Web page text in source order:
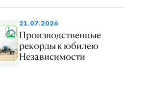
21.07.2026
Производственные
рекорды к юбилею
Независимости